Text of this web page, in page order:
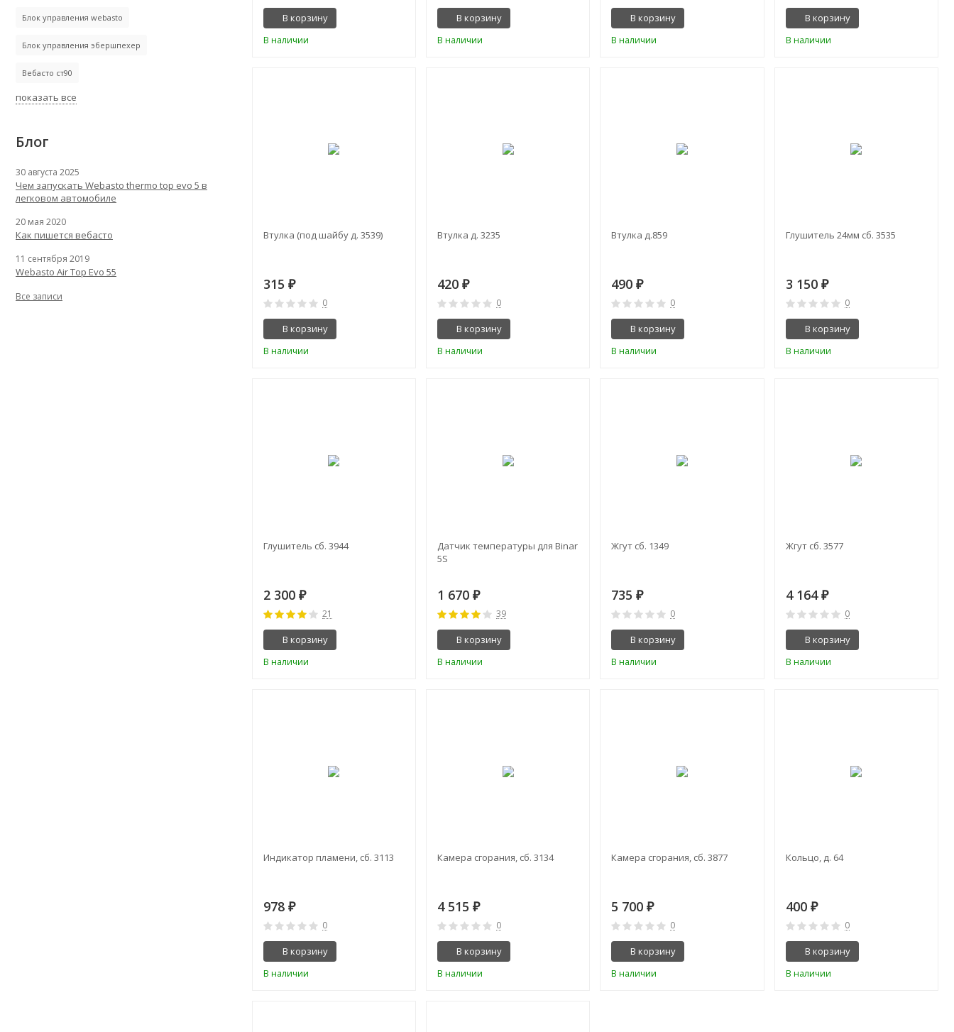
В корзину
В наличии
В корзину
В наличии
В корзину
В наличии
В корзину
В наличии
Втулка (под шайбу д. 3539)
315 ₽
0
В корзину
В наличии
Втулка д. 3235
420 ₽
0
В корзину
В наличии
Втулка д.859
490₽
0
В корзину
В наличии
Глушитель 24мм сб. 3535
3 150 ₽
0
В корзину
В наличии
Глушитель сб. 3944
2 300 ₽
21
В корзину
В наличии
Датчик температуры для Binar
5S
1 670 ₽
39
В корзину
В наличии
Жгут сб. 1349
735₽
0
В корзину
В наличии
Жгут сб. 3577
4 164 ₽
0
В корзину
В наличии
Индикатор пламени, сб. 3113
978 ₽
0
В корзину
В наличии
Камера сгорания, сб. 3134
4 515 ₽
0
В корзину
В наличии
Камера сгорания, сб. 3877
5 700₽
0
В корзину
В наличии
Кольцо, д. 64
400 ₽
0
В корзину
В наличии
Блок управления webasto
Блок управления эбершпехер
Вебасто ст90
показать все
Блог
30 августа 2025
Чем запускать Webasto thermo top evo 5 в
легковом автомобиле
20 мая 2020
Как пишется вебасто
11 сентября 2019
Webasto Air Top Evo 55
Все записи